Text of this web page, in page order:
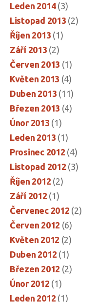
Leden 2014(3)
Listopad 2013 (2)
Říjen 2013 (1)
Září 2013 (2)
Červen 2013 (1)
Květen 2013 (4)
Duben 2013 (11)
Březen 2013 (4)
Únor 2013 (1)
Leden 2013 (1)
Prosinec 2012 (4)
Listopad 2012 (3)
Říjen 2012 (2)
Září 2012 (1)
Červenec 2012 (2)
Červen 2012 (6)
Květen 2012 (2)
Duben 2012 (1)
Březen 2012 (2)
Únor 2012 (1)
Leden 2012 (1)